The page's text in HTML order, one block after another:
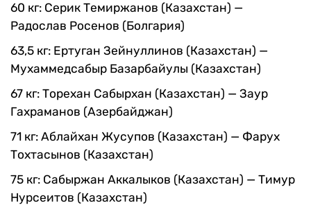
60 кг: Серик Темиржанов (Казахстан) —
Радослав Росенов (Болгария)
63,5 кг: Ертуган Зейнуллинов (Казахстан) —
Мухаммедсабыр Базарбайулы (Казахстан)
67 кг: Торехан Сабырхан (Казахстан) — Заур
Гахраманов (Азербайджан)
71 кг: Аблайхан Жусупов (Казахстан) — Фарух
Тохтасынов (Казахстан)
75 кг: Сабыржан Аккалыков (Казахстан) — Тимур
Нурсеитов (Казахстан)